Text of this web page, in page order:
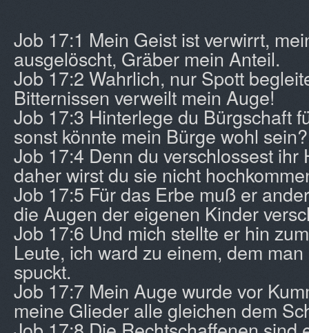
Job 17:1 Mein Geist ist verwirrt,
ausgelöscht, Gräber mein Anteil.
Job 17:2 Wahrlich, nur Spott
Bitternissen verweilt mein Auge!
Job 17:3 Hinterlege du Bürgschaft
sonst könnte mein Bürge wohl sein?
Job 17:4 Denn du verschlossest ihr
daher wirst du sie nicht
Job 17:5 Für das Erbe muß er
die Augen der eigenen Kinder
Job 17:6 Und mich stellte er hin
Leute, ich ward zu einem, dem
spuckt.
Job 17:7 Mein Auge wurde vor
meine Glieder alle gleichen dem